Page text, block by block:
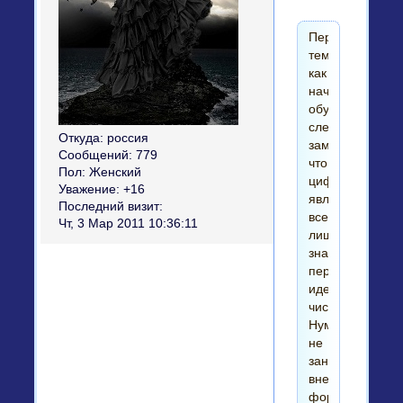
Откуда: россия
Сообщений: 779
Пол: Женский
Уважение: +16
Последний визит:
Чт, 3 Мар 2011 10:36:11
Перед
тем,
как
начать
обучение,
следует
заметить,
что
цифры
являются
всего
лишь
знаками,
передающими
идею
числа.
Нумерология
не
занимается
внешними
формами